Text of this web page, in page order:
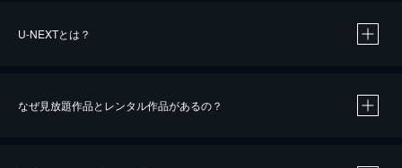
U-NEXTとは？
なぜ見放題作品とレンタル作品があるの？